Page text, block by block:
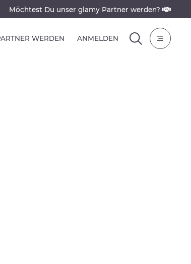
Möchtest Du unser glamy Partner werden?
WERDEN ANMELDEN